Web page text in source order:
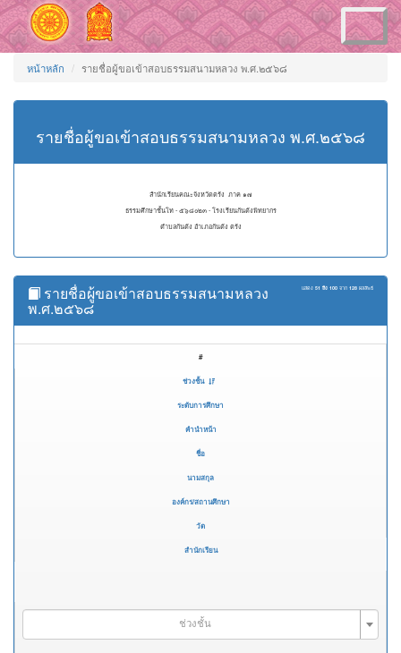
Toggle
navigation
หน้าหลัก รายชื่อผู้ขอเข้าสอบธรรมสนามหลวง พ.ศ.๒๕๖๘
รายชื่อผู้ขอเข้าสอบธรรมสนามหลวง พ.ศ.๒๕๖๘
สำนักเรียนคณะจังหวัดตรัง ภาค ๑๗
ธรรมศึกษาชั้นโท - ๕๖๘๐๒๓ - โรงเรียนกันตังพิทยากร
ตำบลกันตัง อำเภอกันตัง ตรัง
แสดง 51 ถึง 100 จาก 128 ผลลัพธ์
รายชื่อผู้ขอเข้าสอบธรรมสนามหลวง
พ.ศ.๒๕๖๘
#
ช่วงชั้น
ระดับการศึกษา
คำนำหน้า
ชื่อ
นามสกุล
องค์กร/สถานศึกษา
วัด
สำนักเรียน
ช่วงชั้น